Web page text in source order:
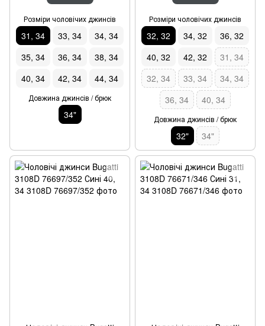
Розміри чоловічих джинсів
31, 34 33, 34
34, 34
35, 34
36, 34
38, 34
40, 34
42, 34 44, 34
Довжина джинсів / брюк
34"
Розміри чоловічих джинсів
32, 32 34, 32
36, 32
40, 32
42, 32
31, 34
32, 34
33, 34
34, 34
36, 34
40, 34
Довжина джинсів / брюк
32" 34"